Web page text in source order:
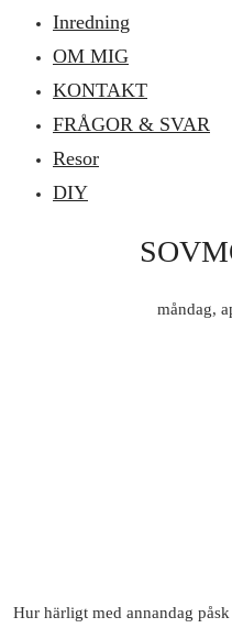
Inredning
OM MIG
KONTAKT
FRÅGOR & SVAR
Resor
DIY
måndag,
Hur härligt med annandag